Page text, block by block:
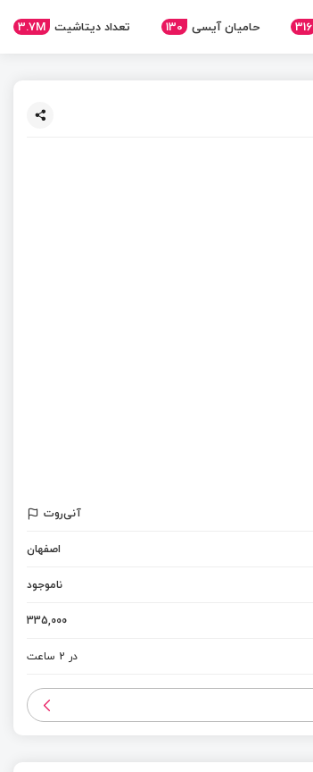
316 حامیان آیسی 130 تعداد دیتاشیت 3.7M
آنی‌روت
اصفهان
ناموجود
335,000
در 2 ساعت